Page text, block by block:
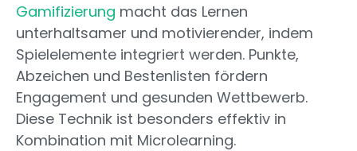
Gamifizierung macht das Lernen
unterhaltsamer und motivierender, indem
Spielelemente integriert werden. Punkte,
Abzeichen und Bestenlisten fördern
Engagement und gesunden Wettbewerb.
Diese Technik ist besonders effektiv in
Kombination mit Microlearning.